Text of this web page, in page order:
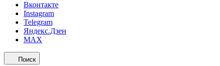
Вконтакте
Instagram
Telegram
Яндекс.Дзен
MAX
Поиск